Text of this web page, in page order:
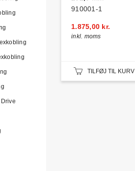
910001-1
1.875,00 kr.
inkl. moms
TILFØJ TIL KURV